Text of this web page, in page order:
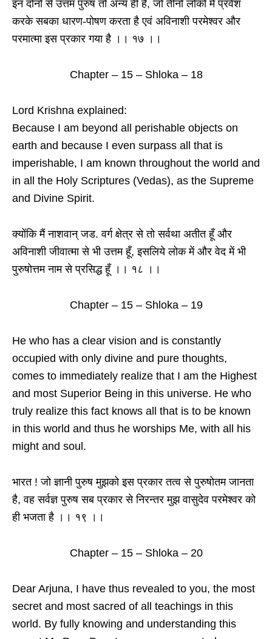
इन दोनों से उत्तम पुरुष तो अन्य ही है, जो तीनों लोकों में प्रवेश
करके सबका धारण-पोषण करता है एवं अविनाशी परमेश्वर और
परमात्मा इस प्रकार गया है ।। १७ ।।
Chapter – 15 – Shloka – 18
Lord Krishna explained:
Because I am beyond all perishable objects on
earth and because I even surpass all that is
imperishable, I am known throughout the world and
in all the Holy Scriptures (Vedas), as the Supreme
and Divine Spirit.
क्योंकि मैं नाशवान् जड. वर्ग क्षेत्र से तो सर्वथा अतीत हूँ और
अविनाशी जीवात्मा से भी उत्तम हूँ, इसलिये लोक में और वेद में भी
पुरुषोत्तम नाम से प्रसिद्ध हूँ ।। १८ ।।
Chapter – 15 – Shloka – 19
He who has a clear vision and is constantly
occupied with only divine and pure thoughts,
comes to immediately realize that I am the Highest
and most Superior Being in this universe. He who
truly realize this fact knows all that is to be known
in this world and thus he worships Me, with all his
might and soul.
भारत ! जो ज्ञानी पुरुष मुझको इस प्रकार तत्व से पुरुषोतम जानता
है, वह सर्वज्ञ पुरुष सब प्रकार से निरन्तर मुझ वासुदेव परमेश्वर को
ही भजता है ।। १९ ।।
Chapter – 15 – Shloka – 20
Dear Arjuna, I have thus revealed to you, the most
secret and most sacred of all teachings in this
world. By fully knowing and understanding this